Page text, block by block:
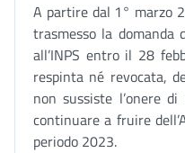
A partire dal 1° marzo
trasmesso la domanda
all’INPS entro il 28
respinta né revocata,
non sussiste l’onere
continuare a fruire
periodo 2023.